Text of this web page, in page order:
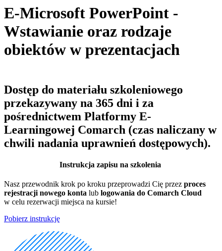
E-Microsoft PowerPoint -
Wstawianie oraz rodzaje
obiektów w prezentacjach
Dostęp do materiału szkoleniowego
przekazywany na 365 dni i za
pośrednictwem Platformy E-
Learningowej Comarch (czas naliczany w
chwili nadania uprawnień dostępowych).
Instrukcja zapisu na szkolenia
Nasz przewodnik krok po kroku przeprowadzi Cię przez proces
rejestracji nowego konta lub logowania do Comarch Cloud
w celu rezerwacji miejsca na kursie!
Pobierz instrukcję